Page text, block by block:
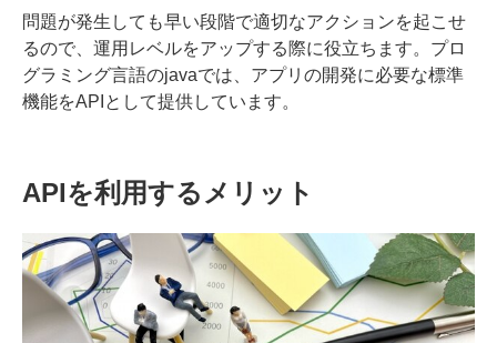
問題が発生しても早い段階で適切なアクションを起こせ
るので、運用レベルをアップする際に役立ちます。プロ
グラミング言語のjavaでは、アプリの開発に必要な標準
機能をAPIとして提供しています。
APIを利用するメリット